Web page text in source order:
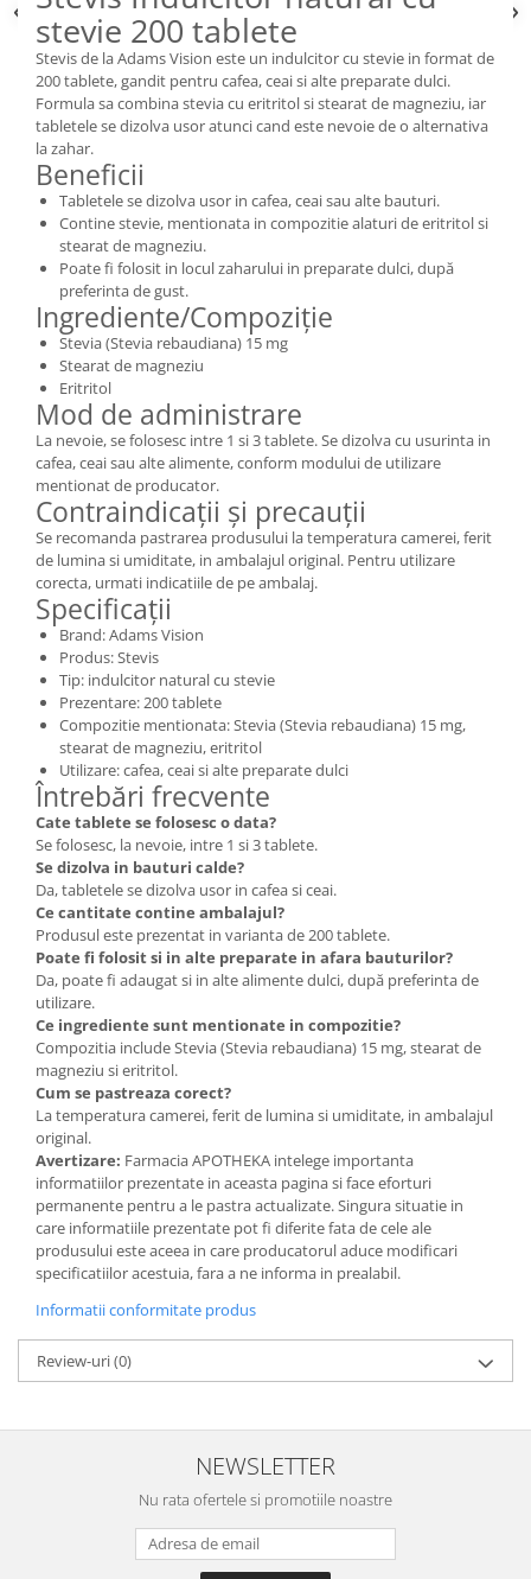
stevie 200 tablete
Stevis de la Adams Vision este un indulcitor cu stevie in format de
200 tablete, gandit pentru cafea, ceai si alte preparate dulci.
Formula sa combina stevia cu eritritol si stearat de magneziu, iar
tabletele se dizolva usor atunci cand este nevoie de o alternativa
la zahar.
Beneficii
Tabletele se dizolva usor in cafea, ceai sau alte bauturi.
Contine stevie, mentionata in compozitie alaturi de eritritol si
stearat de magneziu.
Poate fi folosit in locul zaharului in preparate dulci, după
preferinta de gust.
Ingrediente/Compoziție
Stevia (Stevia rebaudiana) 15 mg
Stearat de magneziu
Eritritol
Mod de administrare
La nevoie, se folosesc intre 1 si 3 tablete. Se dizolva cu usurinta in
cafea, ceai sau alte alimente, conform modului de utilizare
mentionat de producator.
Contraindicații și precauții
Se recomanda pastrarea produsului la temperatura camerei, ferit
de lumina si umiditate, in ambalajul original. Pentru utilizare
corecta, urmati indicatiile de pe ambalaj.
Specificații
Brand: Adams Vision
Produs: Stevis
Tip: indulcitor natural cu stevie
Prezentare: 200 tablete
Compozitie mentionata: Stevia (Stevia rebaudiana) 15 mg,
stearat de magneziu, eritritol
Utilizare: cafea, ceai si alte preparate dulci
Întrebări frecvente
Cate tablete se folosesc o data?
Se folosesc, la nevoie, intre 1 si 3 tablete.
Se dizolva in bauturi calde?
Da, tabletele se dizolva usor in cafea si ceai.
Ce cantitate contine ambalajul?
Produsul este prezentat in varianta de 200 tablete.
Poate fi folosit si in alte preparate in afara bauturilor?
Da, poate fi adaugat si in alte alimente dulci, după preferinta de
utilizare.
Ce ingrediente sunt mentionate in compozitie?
Compozitia include Stevia (Stevia rebaudiana) 15 mg, stearat de
magneziu si eritritol.
Cum se pastreaza corect?
La temperatura camerei, ferit de lumina si umiditate, in ambalajul
original.
Avertizare: Farmacia APOTHEKA intelege importanta
informatiilor prezentate in aceasta pagina si face eforturi
permanente pentru a le pastra actualizate. Singura situatie in
care informatiile prezentate pot fi diferite fata de cele ale
produsului este aceea in care producatorul aduce modificari
specificatiilor acestuia, fara a ne informa in prealabil.
Informatii conformitate produs
Review-uri(0)
NEWSLETTER
Nu rata ofertele si promotiile noastre